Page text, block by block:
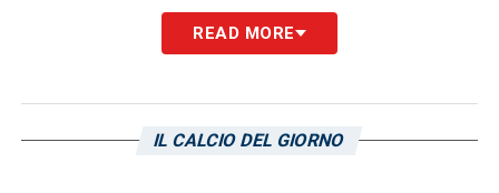
«Questa qualificazione è stata il frutto
dell’impegno di tanti giocatori. Tutti
Abbiamo costruito una squadra molto
READ MORE
IL CALCIO DEL GIORNO